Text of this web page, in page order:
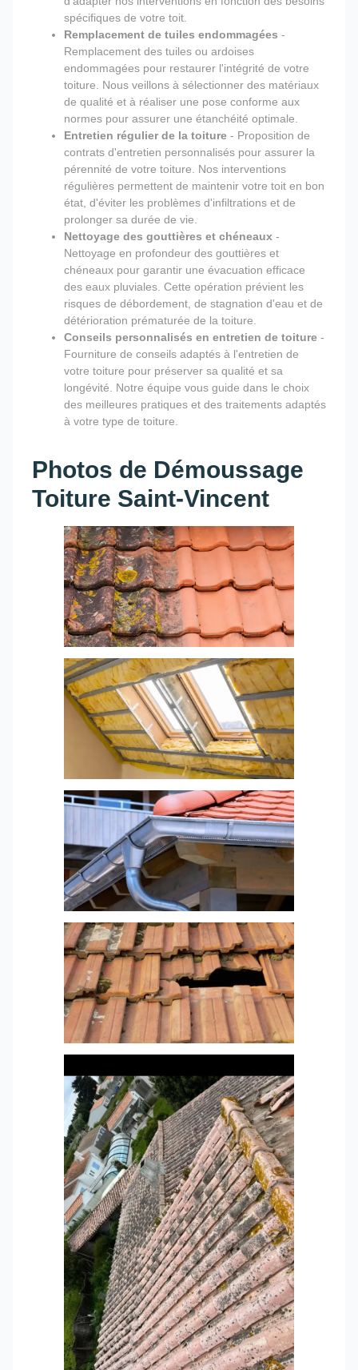
spécifiques de votre toit.
Remplacement de tuiles endommagées -
Remplacement des tuiles ou ardoises
endommagées pour restaurer l'intégrité de votre
toiture. Nous veillons à sélectionner des matériaux
de qualité et à réaliser une pose conforme aux
normes pour assurer une étanchéité optimale.
Entretien régulier de la toiture - Proposition de
contrats d'entretien personnalisés pour assurer la
pérennité de votre toiture. Nos interventions
régulières permettent de maintenir votre toit en bon
état, d'éviter les problèmes d'infiltrations et de
prolonger sa durée de vie.
Nettoyage des gouttières et chéneaux -
Nettoyage en profondeur des gouttières et
chéneaux pour garantir une évacuation efficace
des eaux pluviales. Cette opération prévient les
risques de débordement, de stagnation d'eau et de
détérioration prématurée de la toiture.
Conseils personnalisés en entretien de toiture -
Fourniture de conseils adaptés à l'entretien de
votre toiture pour préserver sa qualité et sa
longévité. Notre équipe vous guide dans le choix
des meilleures pratiques et des traitements adaptés
à votre type de toiture.
Photos de Démoussage
Toiture Saint-Vincent